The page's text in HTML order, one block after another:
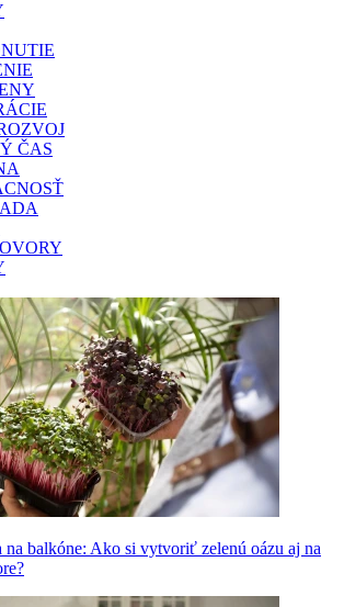
ČAS
na balkóne: Ako si vytvoriť zelenú oázu aj na